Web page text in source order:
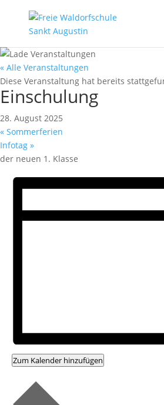
« Alle Veranstaltungen
Diese Veranstaltung hat bereits
Einschulung
28. August 2025
« Sommerferien
Infotag »
der neuen 1. Klasse
Zum Kalender hinzufügen